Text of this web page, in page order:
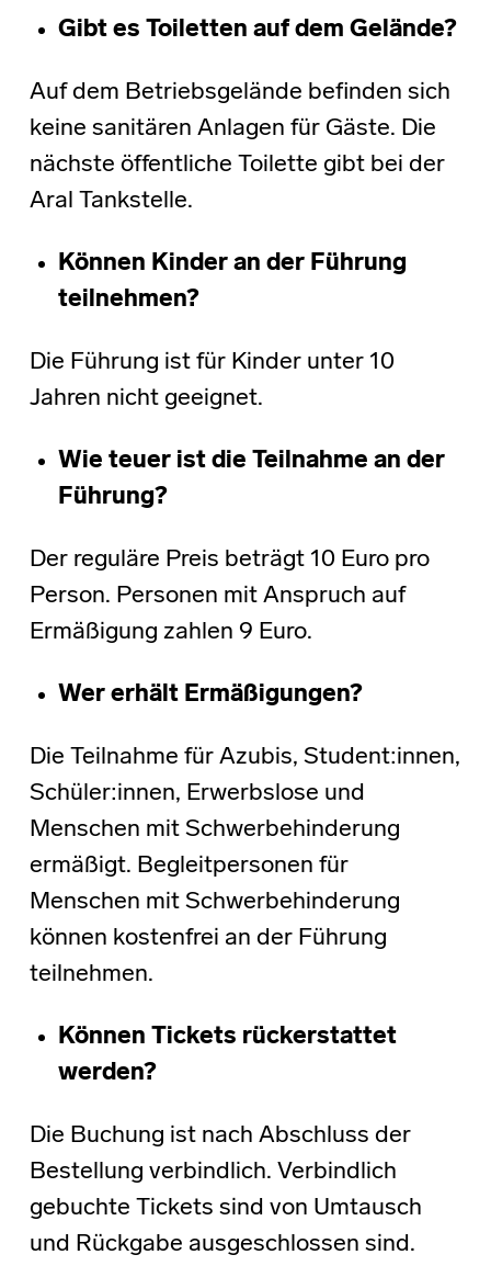
Gibt es Toiletten auf dem Gelände?
Auf dem Betriebsgelände befinden sich
keine sanitären Anlagen für Gäste. Die
nächste öffentliche Toilette gibt bei der
Aral Tankstelle.
Können Kinder an der Führung
teilnehmen?
Die Führung ist für Kinder unter 10
Jahren nicht geeignet.
Wie teuer ist die Teilnahme an der
Führung?
Der reguläre Preis beträgt 10 Euro pro
Person. Personen mit Anspruch auf
Ermäßigung zahlen 9 Euro.
Wer erhält Ermäßigungen?
Die Teilnahme für Azubis, Student:innen,
Schüler:innen, Erwerbslose und
Menschen mit Schwerbehinderung
ermäßigt. Begleitpersonen für
Menschen mit Schwerbehinderung
können kostenfrei an der Führung
teilnehmen.
Können Tickets rückerstattet
werden?
Die Buchung ist nach Abschluss der
Bestellung verbindlich. Verbindlich
gebuchte Tickets sind von Umtausch
und Rückgabe ausgeschlossen sind.